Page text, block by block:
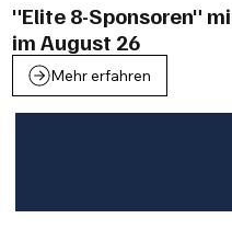
"Elite 8-Sponsoren"
im August 26
Mehr erfahren